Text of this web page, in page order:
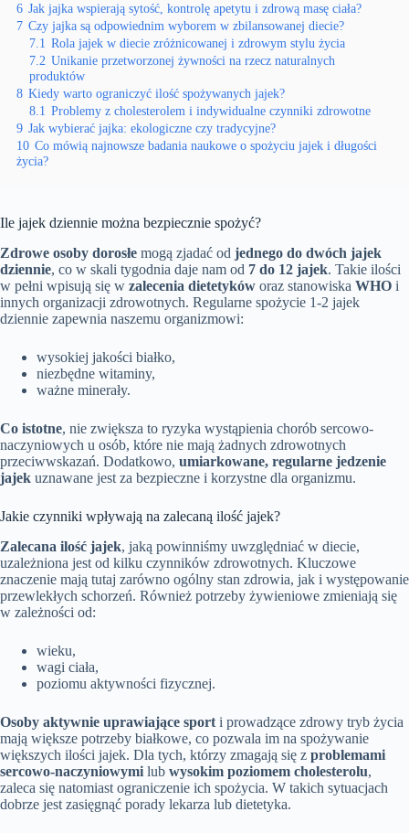
6 Jak jajka wspierają sytość, kontrolę apetytu i zdrową masę ciała?
7 Czy jajka są odpowiednim wyborem w zbilansowanej diecie?
7.1 Rola jajek w diecie zróżnicowanej i zdrowym stylu życia
7.2 Unikanie przetworzonej żywności na rzecz naturalnych
produktów
8 Kiedy warto ograniczyć ilość spożywanych jajek?
8.1 Problemy z cholesterolem i indywidualne czynniki zdrowotne
9 Jak wybierać jajka: ekologiczne czy tradycyjne?
10 Co mówią najnowsze badania naukowe o spożyciu jajek i długości
życia?
Ile jajek dziennie można bezpiecznie spożyć?
Zdrowe osoby dorosłe mogą zjadać od jednego do dwóch jajek
dziennie, co w skali tygodnia daje nam od 7 do 12 jajek. Takie ilości
w pełni wpisują się w zalecenia dietetyków oraz stanowiska WHO i
innych organizacji zdrowotnych. Regularne spożycie 1-2 jajek
dziennie zapewnia naszemu organizmowi:
wysokiej jakości białko,
niezbędne witaminy,
ważne minerały.
Co istotne, nie zwiększa to ryzyka wystąpienia chorób sercowo-
naczyniowych u osób, które nie mają żadnych zdrowotnych
przeciwwskazań. Dodatkowo, umiarkowane, regularne jedzenie
jajek uznawane jest za bezpieczne i korzystne dla organizmu.
Jakie czynniki wpływają na zalecaną ilość jajek?
Zalecana ilość jajek, jaką powinniśmy uwzględniać w diecie,
uzależniona jest od kilku czynników zdrowotnych. Kluczowe
znaczenie mają tutaj zarówno ogólny stan zdrowia, jak i występowanie
przewlekłych schorzeń. Również potrzeby żywieniowe zmieniają się
w zależności od:
wieku,
wagi ciała,
poziomu aktywności fizycznej.
Osoby aktywnie uprawiające sport i prowadzące zdrowy tryb życia
mają większe potrzeby białkowe, co pozwala im na spożywanie
większych ilości jajek. Dla tych, którzy zmagają się z problemami
sercowo-naczyniowymi lub wysokim poziomem cholesterolu,
zaleca się natomiast ograniczenie ich spożycia. W takich sytuacjach
dobrze jest zasięgnąć porady lekarza lub dietetyka.